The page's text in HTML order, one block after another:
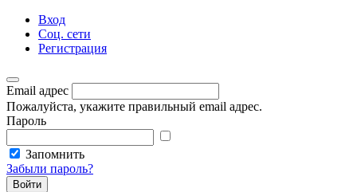
Вход
Соц. сети
Регистрация
Email адрес
Пожалуйста, укажите правильный email адрес.
Пароль
Запомнить
Забыли пароль?
Войти